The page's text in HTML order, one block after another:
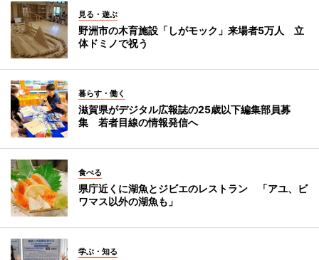
見る・遊ぶ
野洲市の木育施設「しがモック」来場者5万人 立
体ドミノで祝う
暮らす・働く
滋賀県がデジタル広報誌の25歳以下編集部員募
集 若者目線の情報発信へ
食べる
県庁近くに湖魚とジビエのレストラン 「アユ、ビ
ワマス以外の湖魚も」
学ぶ・知る